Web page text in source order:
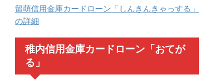
留萌信用金庫カードローン「しんきんきゃっする」
の詳細
稚内信用金庫カードローン「おてが
る」